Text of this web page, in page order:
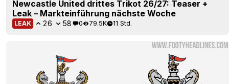
Newcastle United drittes Trikot 26/27: Teaser +
Leak – Markteinführung nächste Woche
LEAK 26 58 0 79.5K 11 Std.